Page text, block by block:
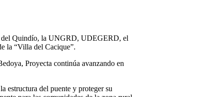
del Quindío, la UNGRD, UDEGERD, el
la “Villa del Cacique”.
Proyecta continúa avanzando en
estructura del puente y proteger su